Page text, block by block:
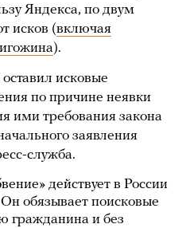
Яндекса, по двум
исков (включая
).
исковые
по причине неявки
ими требования закона
заявления
служба.
действует в России
обязывает поисковые
гражданина и без